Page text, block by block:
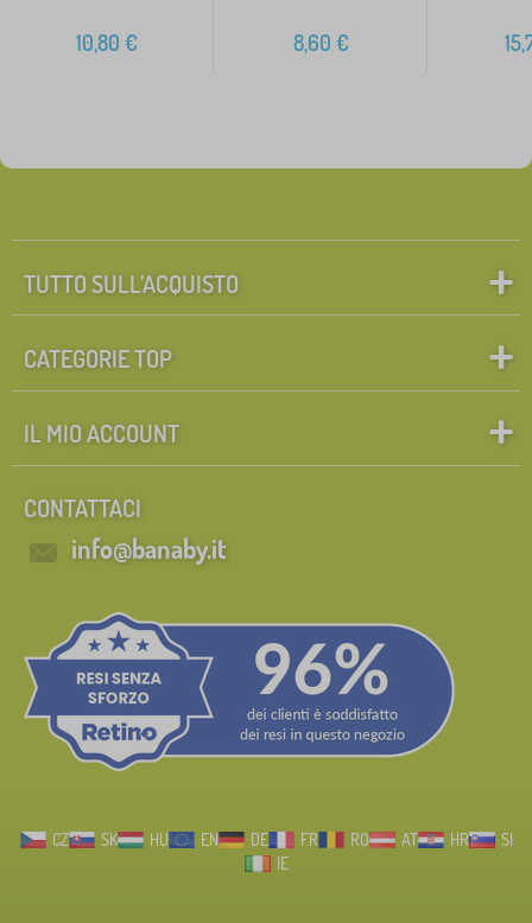
10,80 € 8,60 €
TUTTO SULL’ACQUISTO
CATEGORIE TOP
IL MIO ACCOUNT
CONTATTACI
info@banaby.it
CZ SK HU EN DE FR RO AT HR
SI
IE